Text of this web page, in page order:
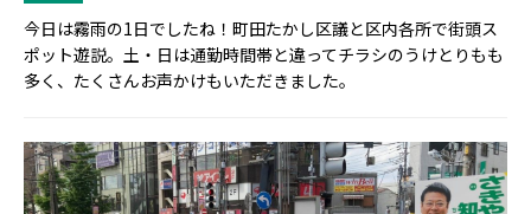
今日は霧雨の1日でしたね！町田たかし区議と区内各所で街頭ス
ポット遊説。土・日は通勤時間帯と違ってチラシのうけとりもも
多く、たくさんお声かけもいただきました。